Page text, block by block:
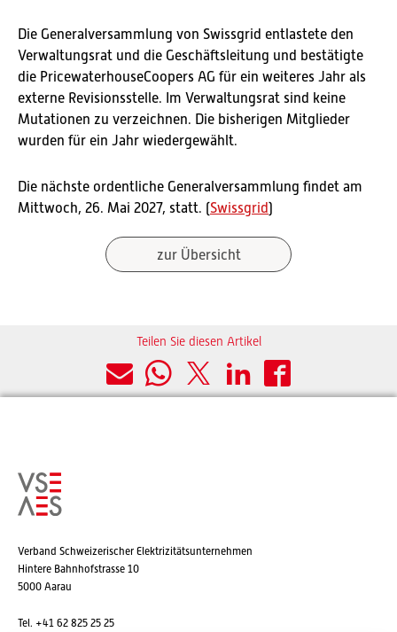
Die Generalversammlung von Swissgrid entlastete den
Verwaltungsrat und die Geschäftsleitung und bestätigte
die PricewaterhouseCoopers AG für ein weiteres Jahr als
externe Revisionsstelle. Im Verwaltungsrat sind keine
Mutationen zu verzeichnen. Die bisherigen Mitglieder
wurden für ein Jahr wiedergewählt.
Die nächste ordentliche Generalversammlung findet am
Mittwoch, 26. Mai 2027, statt. (Swissgrid)
zur Übersicht
Teilen Sie diesen Artikel
Verband Schweizerischer Elektrizitätsunternehmen
Hintere Bahnhofstrasse 10
5000 Aarau
Tel. +41 62 825 25 25